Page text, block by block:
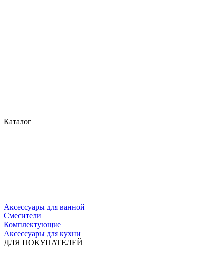
Каталог
Аксессуары для ванной
Смесители
Комплектующие
Аксессуары для кухни
ДЛЯ ПОКУПАТЕЛЕЙ